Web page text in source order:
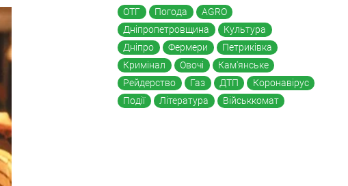
ОТГ Погода
AGRO
Дніпропетровщина
Культура
Дніпро
Фермери
Петриківка
Кримінал
Овочі
Кам'янське
Рейдерство
Газ ДТП
Коронавірус
Події
Література Військкомат